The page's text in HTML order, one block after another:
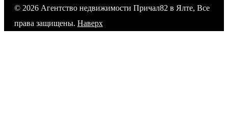
© 2026 Агентство недвижимости Причал82 в Ялте, Все
права защищены. Наверх